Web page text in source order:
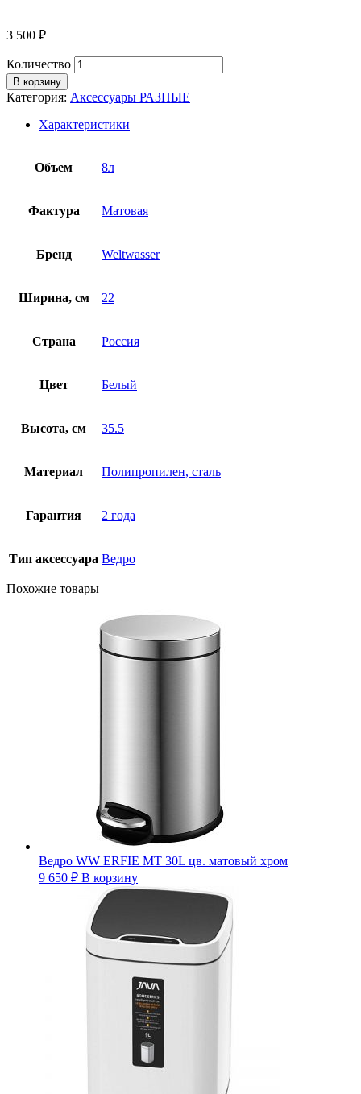
3 500 ₽
Количество
В корзину
Категория: Аксессуары РАЗНЫЕ
Характеристики
Объем 8л
Фактура Матовая
Бренд Weltwasser
Ширина, см 22
Страна Россия
Цвет Белый
Высота, см 35.5
Материал Полипропилен, сталь
Гарантия 2 года
Тип аксессуара Ведро
Похожие товары
Ведро WW ERFIE MT 30L цв. матовый хром
9 650 ₽ В корзину